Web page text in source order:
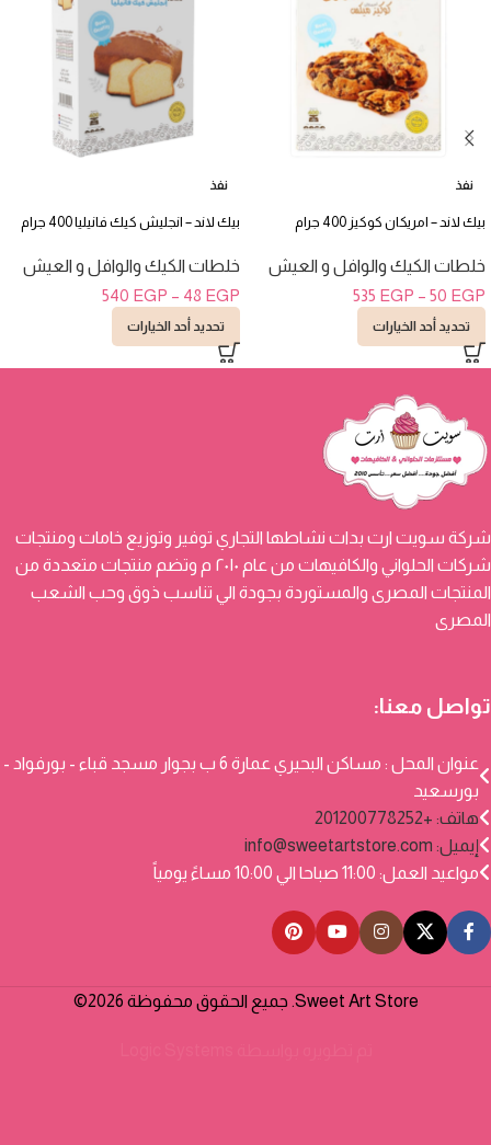
نفذ
بيك لاند – امريكان كوكيز 400 جرام
خلطات الكيك والوافل و العيش
50 EGP
–
535 EGP
تحديد أحد الخيارات
نفذ
بيك لاند – انجليش كيك فانيليا 400 جرام
خلطات الكيك والوافل و العيش
48 EGP
–
540 EGP
تحديد أحد الخيارات
شركة سويت ارت بدات نشاطها التجاري توفير وتوزيع خامات ومنتجات
شركات الحلواني والكافيهات من عام ٢٠١٠ م وتضم منتجات متعددة من
المنتجات المصرى والمستوردة بجودة الي تناسب ذوق وحب الشعب
المصرى
تواصل معنا:
عنوان المحل : مساكن البحيري عمارة 6 ب بجوار مسجد قباء - بورفواد -
بورسعيد
هاتف: +201200778252
إيميل: info@sweetartstore.com
مواعيد العمل: 11:00 صباحا الي 10:00 مساءً يومياً
Sweet Art Store. جميع الحقوق محفوظة 2026©